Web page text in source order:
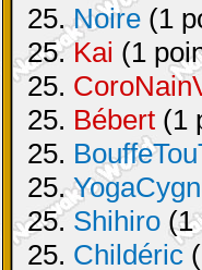
25.Noire (1
25.Kai (1
25.
25. Bébert (1
25.
25.
25.Shihiro (1
25. Childéric